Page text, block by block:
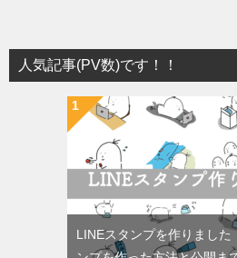
人気記事(PV数)です！！
LINEスタンプを作りました